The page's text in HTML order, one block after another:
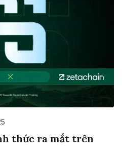
thức ra mắt trên